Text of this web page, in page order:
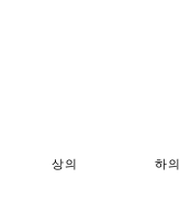
상의 하의